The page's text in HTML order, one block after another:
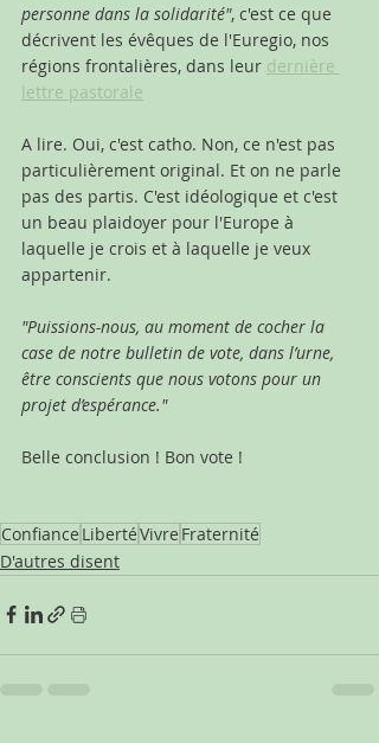
personne dans la solidarité", c'est ce que
décrivent les évêques de l'Euregio, nos
régions frontalières, dans leur dernière
lettre pastorale
A lire. Oui, c'est catho. Non, ce n'est pas
particulièrement original. Et on ne parle
pas des partis. C'est idéologique et c'est
un beau plaidoyer pour l'Europe à
laquelle je crois et à laquelle je veux
appartenir.
"Puissions-nous, au moment de cocher la
case de notre bulletin de vote, dans l’urne,
être conscients que nous votons pour un
projet d’espérance."
Belle conclusion ! Bon vote !
Confiance LibertéVivre Fraternité
D'autres disent